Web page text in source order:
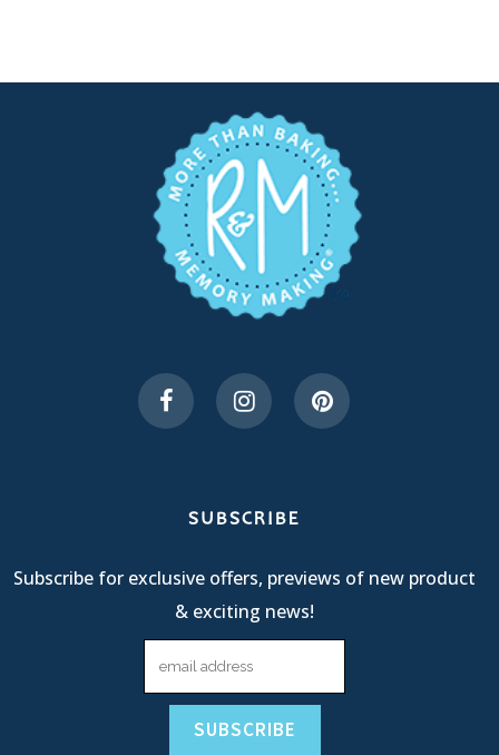
SUBSCRIBE
Subscribe for exclusive offers, previews of new product
& exciting news!